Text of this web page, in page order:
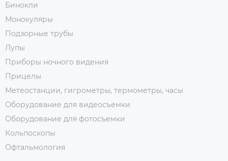
Бинокли
Монокуляры
Подзорные трубы
Лупы
Приборы ночного видения
Прицелы
Метеостанции, гигрометры, термометры, часы
Оборудование для видеосъемки
Оборудование для фотосъемки
Кольпоскопы
Офтальмология